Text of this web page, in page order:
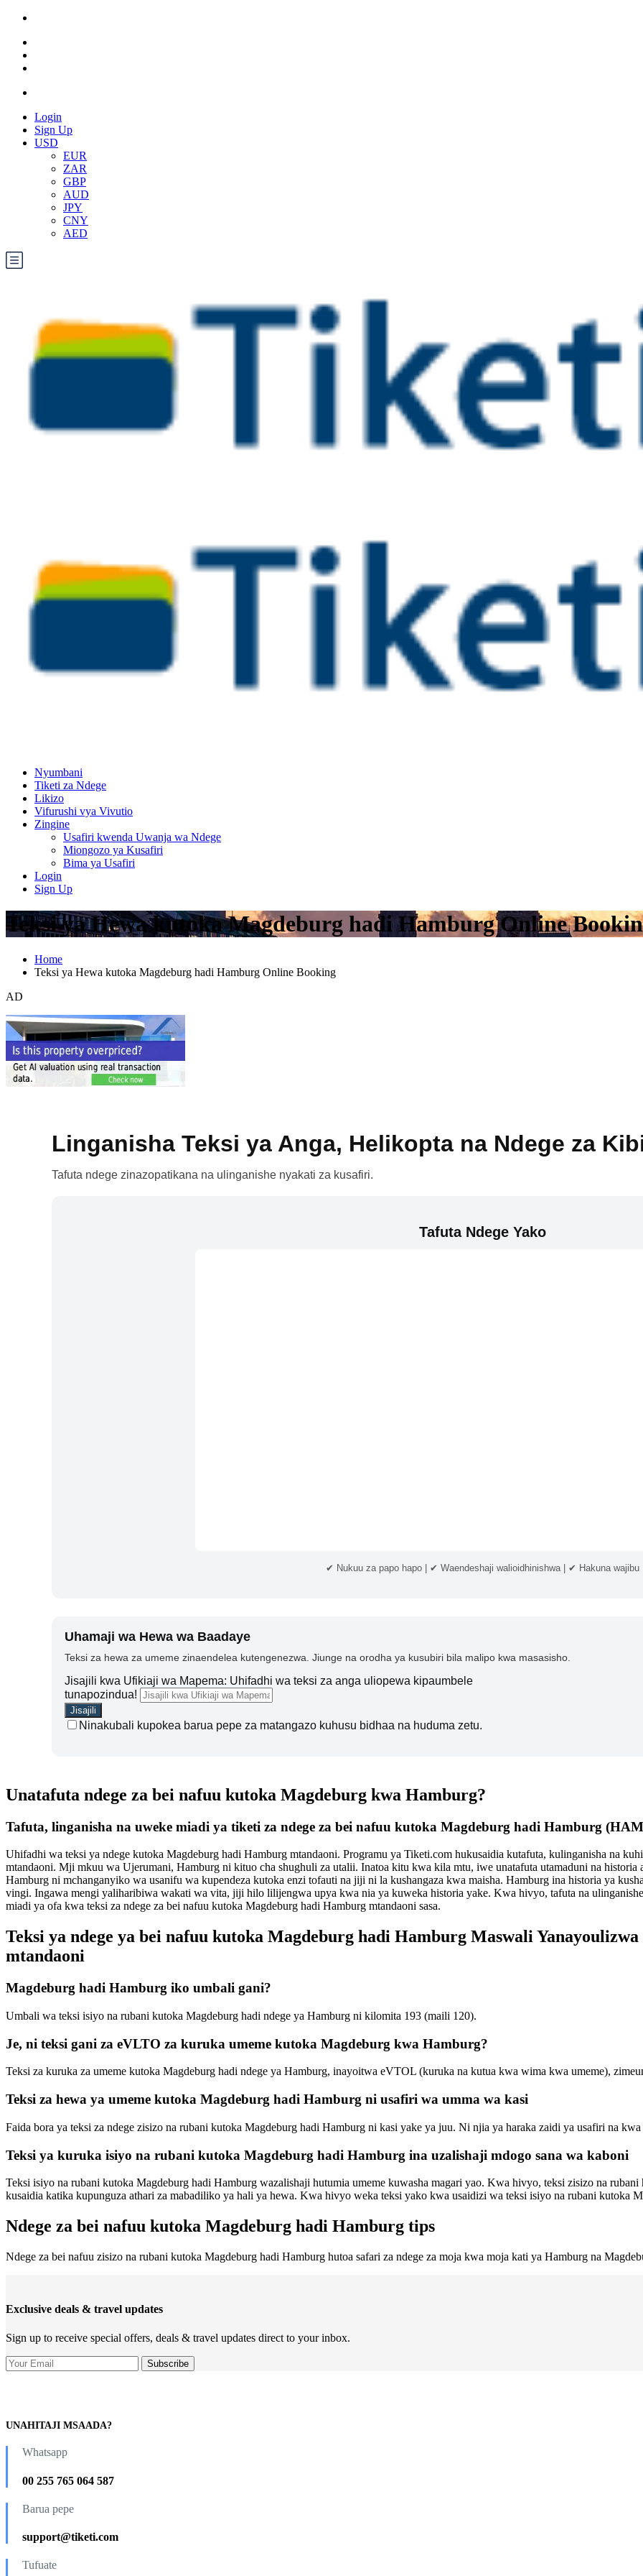
Login
Sign Up
USD
EUR
ZAR
GBP
AUD
JPY
CNY
AED
Nyumbani
Tiketi za Ndege
Likizo
Vifurushi vya Vivutio
Zingine
Usafiri kwenda Uwanja wa Ndege
Miongozo ya Kusafiri
Bima ya Usafiri
Login
Sign Up
Teksi ya Hewa kutoka Magdeburg hadi Hamburg Online
Home
Teksi ya Hewa kutoka Magdeburg hadi Hamburg Online Booking
AD
Linganisha Teksi ya Anga, Helikopta na Ndege za
Tafuta ndege zinazopatikana na ulinganishe nyakati za kusafiri.
Tafuta Ndege Yako
✔ Nukuu za papo hapo | ✔ Waendeshaji walioidhinishwa | ✔ Hakuna wajibu
Uhamaji wa Hewa wa Baadaye
Teksi za hewa za umeme zinaendelea kutengenezwa. Jiunge na orodha ya kusubiri bila malipo kwa masasisho.
Jisajili kwa Ufikiaji wa Mapema: Uhifadhi wa teksi za anga uliopewa kipaumbele
tunapozindua!
Ninakubali kupokea barua pepe za matangazo kuhusu bidhaa na huduma zetu.
Unatafuta ndege za bei nafuu kutoka Magdeburg kwa Hamburg?
Tafuta, linganisha na uweke miadi ya tiketi za ndege za bei nafuu kutoka Magdeburg hadi Hamburg
Uhifadhi wa teksi ya ndege kutoka Magdeburg hadi Hamburg mtandaoni. Programu ya Tiketi.com hukusaidia kutafuta, kulinganisha na
mtandaoni. Mji mkuu wa Ujerumani, Hamburg ni kituo cha shughuli za utalii. Inatoa kitu kwa kila mtu, iwe unatafuta utamaduni na historia
Hamburg ni mchanganyiko wa usanifu wa kupendeza kutoka enzi tofauti na jiji ni la kushangaza kwa maisha. Hamburg ina historia ya
vingi. Ingawa mengi yaliharibiwa wakati wa vita, jiji hilo lilijengwa upya kwa nia ya kuweka historia yake. Kwa hivyo, tafuta na
miadi ya ofa kwa teksi za ndege za bei nafuu kutoka Magdeburg hadi Hamburg mtandaoni sasa.
Teksi ya ndege ya bei nafuu kutoka Magdeburg hadi Hamburg Maswali
mtandaoni
Magdeburg hadi Hamburg iko umbali gani?
Umbali wa teksi isiyo na rubani kutoka Magdeburg hadi ndege ya Hamburg ni kilomita 193 (maili 120).
Je, ni teksi gani za eVLTO za kuruka umeme kutoka Magdeburg kwa Hamburg?
Teksi za kuruka za umeme kutoka Magdeburg hadi ndege ya Hamburg, inayoitwa eVTOL (kuruka na kutua kwa wima kwa umeme),
Teksi za hewa ya umeme kutoka Magdeburg hadi Hamburg ni usafiri wa umma wa kasi
Faida bora ya teksi za ndege zisizo na rubani kutoka Magdeburg hadi Hamburg ni kasi yake ya juu. Ni njia ya haraka zaidi ya usafiri na
Teksi ya kuruka isiyo na rubani kutoka Magdeburg hadi Hamburg ina uzalishaji mdogo sana wa kaboni
Teksi isiyo na rubani kutoka Magdeburg hadi Hamburg wazalishaji hutumia umeme kuwasha magari yao. Kwa hivyo, teksi zisizo na
kusaidia katika kupunguza athari za mabadiliko ya hali ya hewa. Kwa hivyo weka teksi yako kwa usaidizi wa teksi isiyo na rubani kutoka
Ndege za bei nafuu kutoka Magdeburg hadi Hamburg tips
Ndege za bei nafuu zisizo na rubani kutoka Magdeburg hadi Hamburg hutoa safari za ndege za moja kwa moja kati ya Hamburg na
Exclusive deals & travel updates
Sign up to receive special offers, deals & travel updates direct to your inbox.
UNAHITAJI MSAADA?
Whatsapp
00 255 765 064 587
Barua pepe
support@tiketi.com
Tufuate